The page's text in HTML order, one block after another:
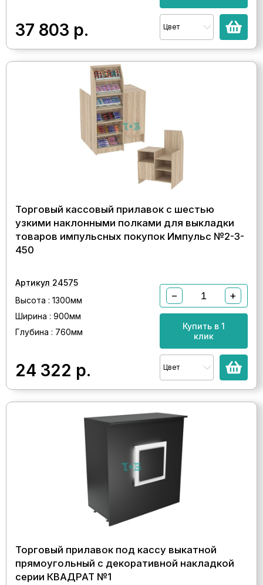
37 803 р. Цвет
Торговый кассовый прилавок с шестью
узкими наклонными полками для выкладки
товаров импульсных покупок Импульс №2-3-
450
Артикул 24575
Высота : 1300мм
Ширина : 900мм
Глубина : 760мм
24 322 р.
− +
Купить в 1
клик
Цвет
Торговый прилавок под кассу выкатной
прямоугольный с декоративной накладкой
серии КВАДРАТ №1